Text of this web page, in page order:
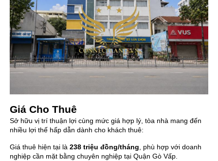
Giá Cho Thuê
Sở hữu vị trí thuận lợi cùng mức giá hợp lý, tòa nhà mang đến
nhiều lợi thế hấp dẫn dành cho khách thuê:
Giá thuê hiện tại là 238 triệu đồng/tháng, phù hợp với doanh
nghiệp cần mặt bằng chuyên nghiệp tại Quận Gò Vấp.